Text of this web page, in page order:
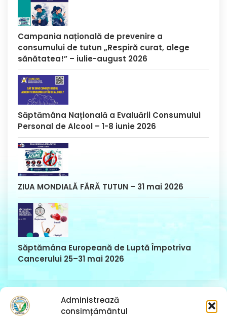
Administrează
consimțământul
Campania națională de prevenire a
consumului de tutun „Respiră curat, alege
sănătatea!” – iulie-august 2026
Săptămâna Națională a Evaluării Consumului
Personal de Alcool – 1-8 iunie 2026
ZIUA MONDIALĂ FĂRĂ TUTUN – 31 mai 2026
Săptămâna Europeană de Luptă Împotriva
Cancerului 25–31 mai 2026